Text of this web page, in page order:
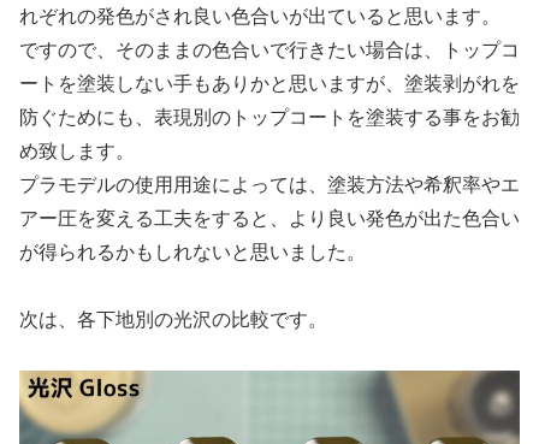
れぞれの発色がされ良い色合いが出ていると思います。
ですので、そのままの色合いで行きたい場合は、トップコ
ートを塗装しない手もありかと思いますが、塗装剥がれを
防ぐためにも、表現別のトップコートを塗装する事をお勧
め致します。
プラモデルの使用用途によっては、塗装方法や希釈率やエ
アー圧を変える工夫をすると、より良い発色が出た色合い
が得られるかもしれないと思いました。
次は、各下地別の光沢の比較です。